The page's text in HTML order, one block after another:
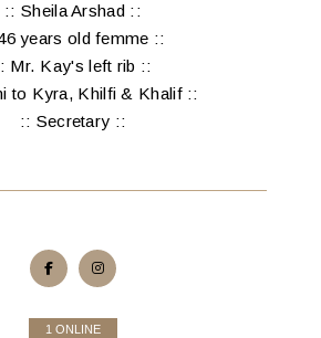
:: Sheila Arshad ::
years old femme ::
Mr. Kay's left rib ::
to Kyra, Khilfi & Khalif ::
:: Secretary ::
1 ONLINE